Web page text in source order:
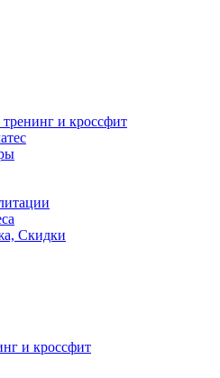
и кроссфит
Скидки
и кроссфит